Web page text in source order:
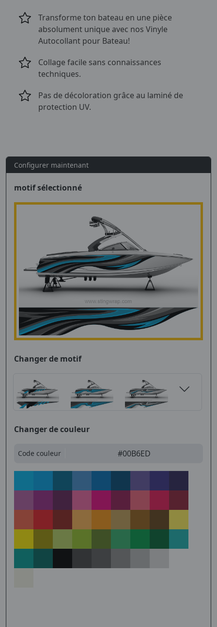
Transforme ton bateau en une pièce
absolument unique avec nos Vinyle
Autocollant pour Bateau!
Collage facile sans connaissances
techniques.
Pas de décoloration grâce au laminé de
protection UV.
Configurer maintenant
motif sélectionné
Changer de motif
Changer de couleur
Code couleur #00B6ED